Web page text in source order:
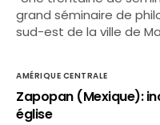
grand séminaire de
sud-est de la ville de
AMÉRIQUE CENTRALE
Zapopan (Mexique):
église